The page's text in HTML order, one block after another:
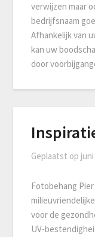
verwijzen maar
bedrijfsnaam
Afhankelijk van
kan uw
door
Geplaatst op
Fotobehang
voor de
UV-